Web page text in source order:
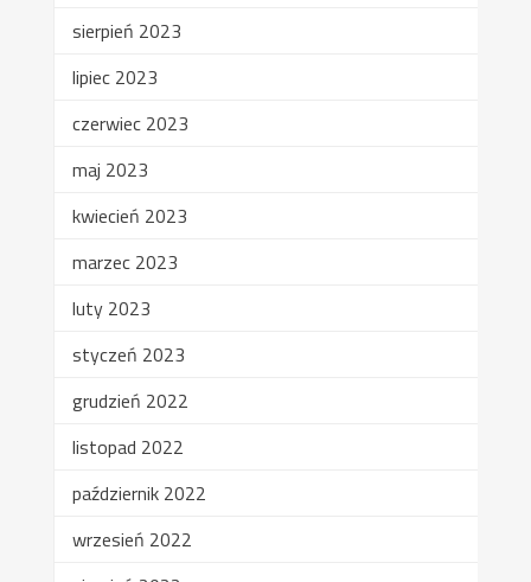
sierpień 2023
lipiec 2023
czerwiec 2023
maj 2023
kwiecień 2023
marzec 2023
luty 2023
styczeń 2023
grudzień 2022
listopad 2022
październik 2022
wrzesień 2022